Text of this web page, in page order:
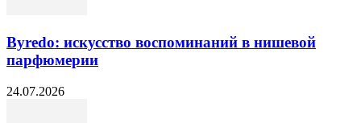
Byredo: искусство воспоминаний в нишевой
парфюмерии
24.07.2026